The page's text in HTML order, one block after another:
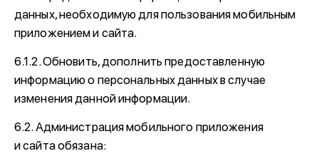
данных, необходимую для пользования мобильным
приложением и сайта.
6.1.2. Обновить, дополнить предоставленную
информацию о персональных данных в случае
изменения данной информации.
6.2. Администрация мобильного приложения
и сайта обязана: